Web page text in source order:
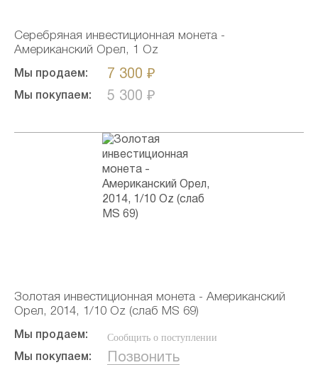
Серебряная инвестиционная монета -
Американский Орел, 1 Oz
Мы продаем: 7 300 ₽
Мы покупаем: 5 300 ₽
Золотая инвестиционная монета - Американский
Орел, 2014, 1/10 Oz (слаб MS 69)
Мы продаем: Сообщить о поступлении
Мы покупаем: Позвонить